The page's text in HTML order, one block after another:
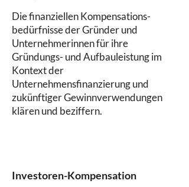
Die finanziellen Kompensations-
bedürfnisse der Gründer und
Unternehmerinnen für ihre
Gründungs- und Aufbauleistung im
Kontext der
Unternehmensfinanzierung und
zukünftiger Gewinnverwendungen
klären und beziffern.
Investoren-Kompensation